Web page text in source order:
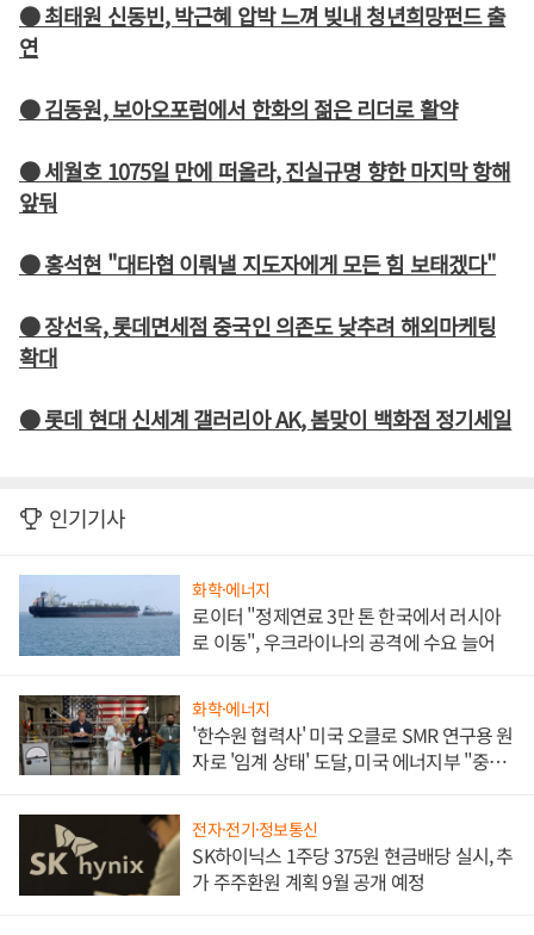
● 최태원 신동빈, 박근혜 압박 느껴 빚내 청년희망펀드 출
연
● 김동원, 보아오포럼에서 한화의 젊은 리더로 활약
● 세월호 1075일 만에 떠올라, 진실규명 향한 마지막 항해
앞둬
● 홍석현 "대타협 이뤄낼 지도자에게 모든 힘 보태겠다"
● 장선욱, 롯데면세점 중국인 의존도 낮추려 해외마케팅
확대
● 롯데 현대 신세계 갤러리아 AK, 봄맞이 백화점 정기세일
인기기사
화학·에너지
로이터 "정제연료 3만 톤 한국에서 러시아
로 이동", 우크라이나의 공격에 수요 늘어
화학·에너지
'한수원 협력사' 미국 오클로 SMR 연구용 원
자로 '임계 상태' 도달, 미국 에너지부 "중요
전자·전기·정보통신
SK하이닉스 1주당 375원 현금배당 실시, 추
가 주주환원 계획 9월 공개 예정